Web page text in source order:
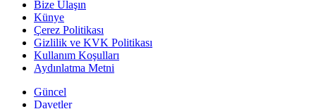
Bize Ulaşın
Künye
Çerez Politikası
Gizlilik ve KVK Politikası
Kullanım Koşulları
Aydınlatma Metni
Güncel
Davetler